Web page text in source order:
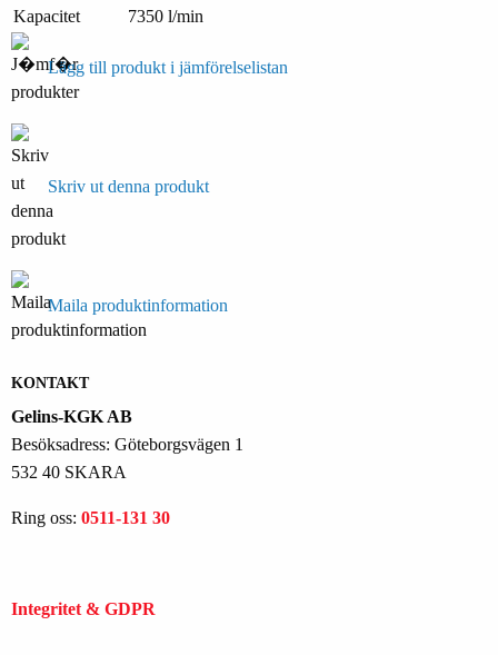
Kapacitet
7350 l/min
Lägg till produkt i jämförelselistan
Skriv ut denna produkt
Maila produktinformation
KONTAKT
Gelins-KGK AB
Besöksadress: Göteborgsvägen 1
532 40 SKARA
Ring oss: 0511-131 30
Integritet & GDPR